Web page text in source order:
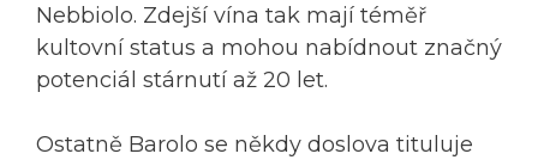
Nebbiolo. Zdejší vína tak mají téměř
kultovní status a mohou nabídnout značný
potenciál stárnutí až 20 let.
Ostatně Barolo se někdy doslova tituluje